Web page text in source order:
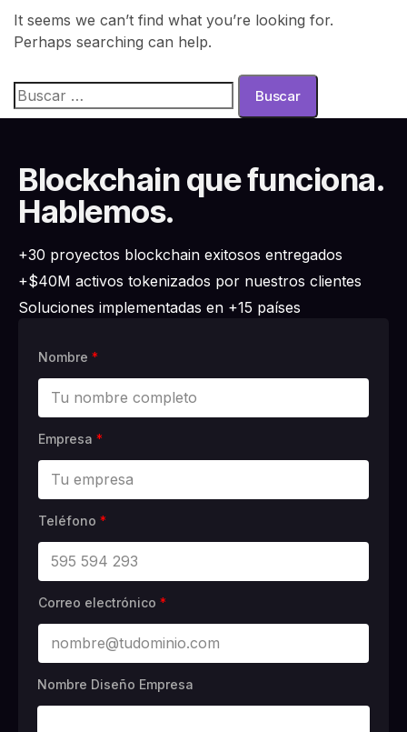
It seems we can’t find what you’re looking for.
Perhaps searching can help.
Blockchain que funciona.
Hablemos.
+30 proyectos blockchain exitosos entregados
+$40M activos tokenizados por nuestros clientes
Soluciones implementadas en +15 países
Nombre *
Empresa *
Teléfono *
Correo electrónico *
Nombre Diseño Empresa